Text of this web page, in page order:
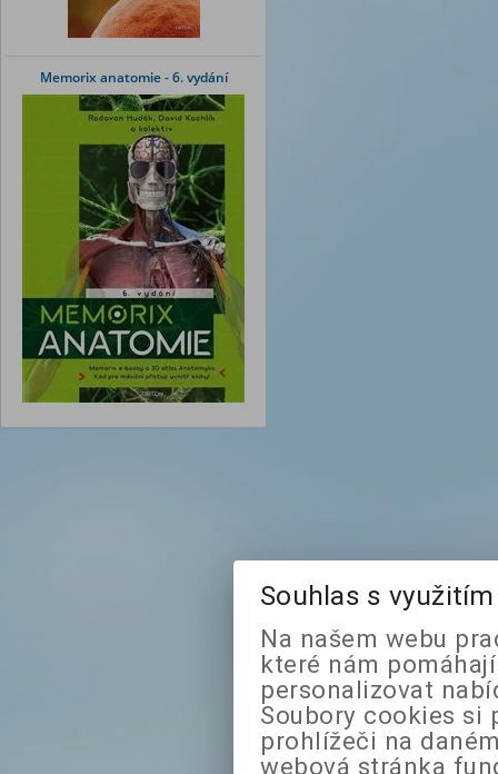
Memorix anatomie - 6. vydání
Souhlas s
Na našem webu
které nám
personalizovat
Soubory cookies si
prohlížeči na
webová stránka